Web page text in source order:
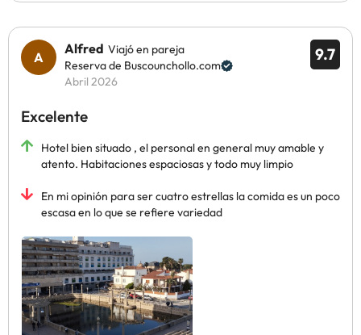
9.7
Alfred Viajó en pareja
Reserva de Buscounchollo.com
Abril 2026
Excelente
Hotel bien situado , el personal en general muy amable y
atento. Habitaciones espaciosas y todo muy limpio
En mi opinión para ser cuatro estrellas la comida es un poco
escasa en lo que se refiere variedad